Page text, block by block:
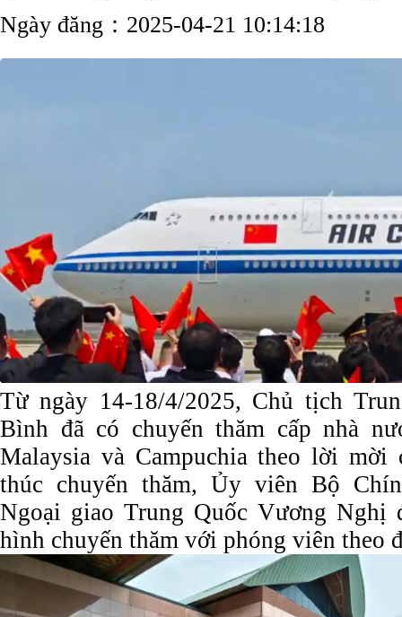
Ngày đăng：2025-04-21 10:14:18
Từ ngày 14-18/4/2025, Chủ tịch
Bình đã có chuyến thăm cấp nhà
Malaysia và Campuchia theo lời mời
thúc chuyến thăm, Ủy viên Bộ
Ngoại giao Trung Quốc Vương Nghị
hình chuyến thăm với phóng viên theo